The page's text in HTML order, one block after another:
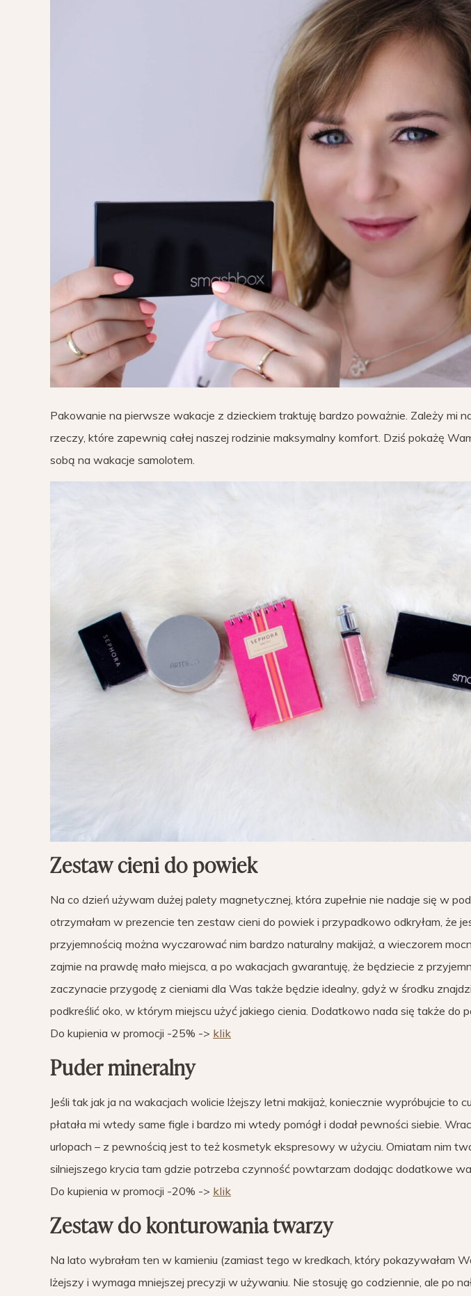
POMYSŁ NA BIZNESOGRÓD NA CO DZIEŃMODA DZIECIĘCA
POKÓJ DZIECIĘCY
ROZSZERZANIE
WÓZKI DZIECIĘCE
WAKACJE Z
Pakowanie na pierwsze wakacje z dzieckiem traktuję bardzo poważnie. Zależy mi
rzeczy, które zapewnią całej naszej rodzinie maksymalny komfort. Dziś pokażę
sobą na wakacje samolotem.
Zestaw cieni do powiek
Na co dzień używam dużej palety magnetycznej, która zupełnie nie nadaje się w
otrzymałam w prezencie ten zestaw cieni do powiek i przypadkowo odkryłam, że
przyjemnością można wyczarować nim bardzo naturalny makijaż, a wieczorem
zajmie na prawdę mało miejsca, a po wakacjach gwarantuję, że będziecie z
zaczynacie przygodę z cieniami dla Was także będzie idealny, gdyż w środku
podkreślić oko, w którym miejscu użyć jakiego cienia. Dodatkowo nada się także do
Do kupienia w promocji -25% -> klik
Puder mineralny
Jeśli tak jak ja na wakacjach wolicie lżejszy letni makijaż, koniecznie wypróbujcie to
płatała mi wtedy same figle i bardzo mi wtedy pomógł i dodał pewności siebie.
urlopach – z pewnością jest to też kosmetyk ekspresowy w użyciu. Omiatam nim
silniejszego krycia tam gdzie potrzeba czynność powtarzam dodając dodatkowe
Do kupienia w promocji -20% -> klik
Zestaw do konturowania twarzy
Na lato wybrałam ten w kamieniu (zamiast tego w kredkach, który pokazywałam
lżejszy i wymaga mniejszej precyzji w używaniu. Nie stosuję go codziennie, ale po